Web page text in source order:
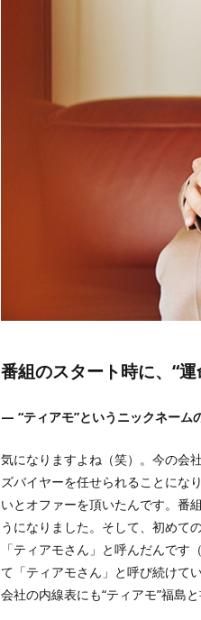
番組のスタート時に、“運
— “ティアモ”というニックネーム
気になりますよね（笑）。今の会
ズバイヤーを任せられることにな
いとオファーを頂いたんです。番
うになりました。そして、初めて
「ティアモさん」と呼んだんで
て「ティアモさん」と呼び続けて
会社の内線表にも“ティアモ”福島